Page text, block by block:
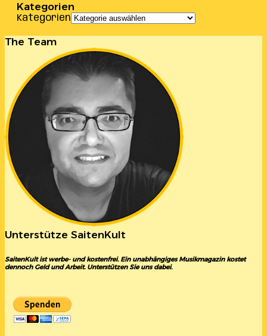
Kategorien
Kategorien
The Team
Unterstütze SaitenKult
SaitenKult ist werbe- und kostenfrei. Ein unabhängiges Musikmagazin kostet
dennoch Geld und Arbeit. Unterstützen Sie uns dabei.